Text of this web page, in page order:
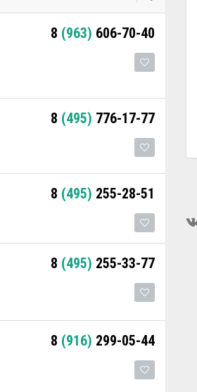
8 (963) 606-70-40
8 (495) 776-17-77
8 (495) 255-28-51
8 (495) 255-33-77
8 (916) 299-05-44